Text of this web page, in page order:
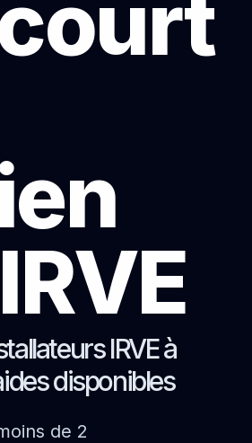
IRVE à
disponibles
de 2